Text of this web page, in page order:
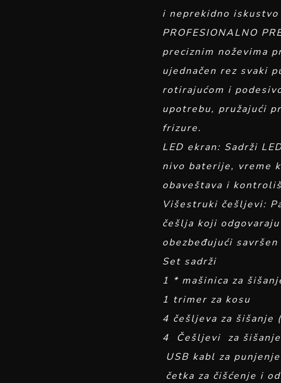
i neprekidno iskustvo
PROFESIONALNO
preciznim noževima
ujednačen rez svaki
rotirajućom i
upotrebu, pružajući
frizure.
LED ekran: Sadrži
nivo baterije, vreme
obaveštava i
Višestruki češljevi:
češlja koji
obezbeđujući
Set sadrži
1 * mašinica za
1 trimer za kosu
4 češljeva za šišanje
4 Češljevi za
USB kabl za punjenje
četka za čišćenje i